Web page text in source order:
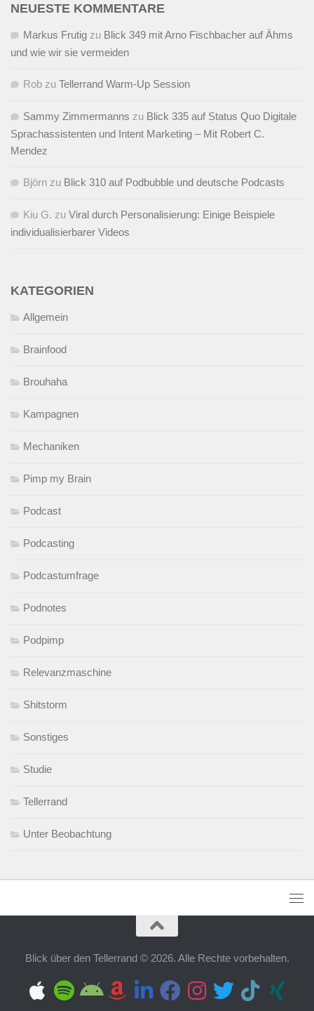
NEUESTE KOMMENTARE
Markus Frutig zu Blick 349 mit Arno Fischbacher auf Ähms
und wie wir sie vermeiden
Rob zu Tellerrand Warm-Up Session
Sammy Zimmermanns zu Blick 335 auf Status Quo Digitale
Sprachassistenten und Intent Marketing – Mit Robert C.
Mendez
Björn zu Blick 310 auf Podbubble und deutsche Podcasts
Kiu G. zu Viral durch Personalisierung: Einige Beispiele
individualisierbarer Videos
KATEGORIEN
Allgemein
Brainfood
Brouhaha
Kampagnen
Mechaniken
Pimp my Brain
Podcast
Podcasting
Podcastumfrage
Podnotes
Podpimp
Relevanzmaschine
Shitstorm
Sonstiges
Studie
Tellerrand
Unter Beobachtung
Blick über den Tellerrand © 2026. Alle Rechte vorbehalten.